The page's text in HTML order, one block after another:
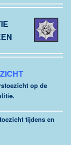
op de
tijdens en